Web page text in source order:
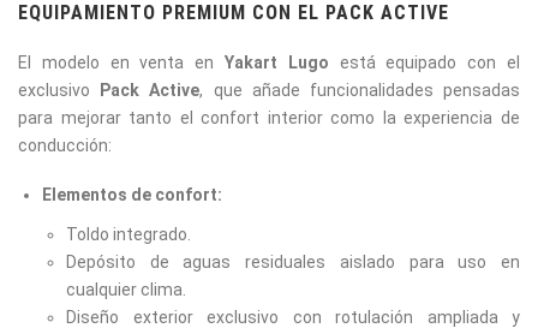
EQUIPAMIENTO PREMIUM CON EL PACK ACTIVE
El modelo en venta en Yakart Lugo está equipado con el
exclusivo
Pack Active, que añade funcionalidades pensadas
para mejorar tanto el confort interior como la experiencia de
conducción:
Elementos de confort:
Toldo integrado.
Depósito de aguas residuales aislado para uso en
cualquier clima.
Diseño exterior exclusivo con rotulación ampliada y